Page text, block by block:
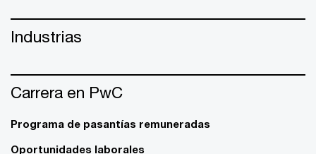
Industrias
Carrera en PwC
Programa de pasantías remuneradas
Oportunidades laborales